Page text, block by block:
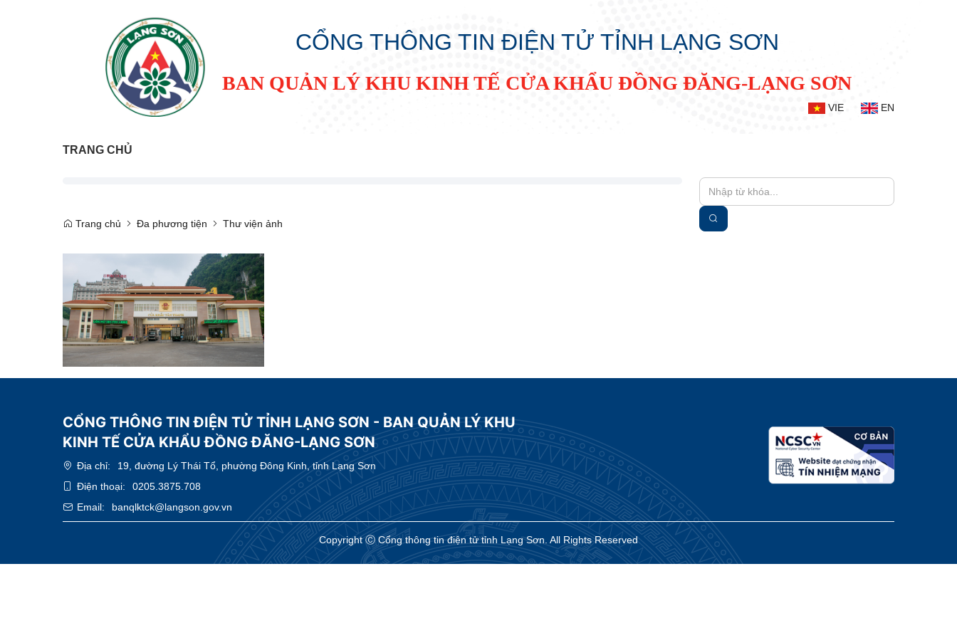
CỔNG THÔNG TIN ĐIỆN TỬ TỈNH LẠNG SƠN
BAN QUẢN LÝ KHU KINH TẾ CỬA KHẨU ĐỒNG ĐĂNG-LẠNG SƠN
VIE EN
TRANG CHỦ
Trang chủ Đa phương tiện Thư viện ảnh
CỔNG THÔNG TIN ĐIỆN TỬ TỈNH LẠNG SƠN - BAN QUẢN LÝ KHU
KINH TẾ CỬA KHẨU ĐỒNG ĐĂNG-LẠNG SƠN
Địa chỉ:
19, đường Lý Thái Tổ, phường Đông Kinh, tỉnh Lạng Sơn
Điện thoại:
0205.3875.708
Email:
banqlktck@langson.gov.vn
Copyright Ⓒ Cổng thông tin điện tử tỉnh Lạng Sơn. All Rights Reserved